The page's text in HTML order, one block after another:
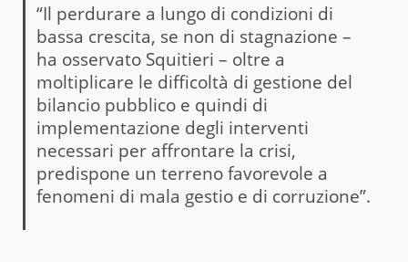
“Il perdurare a lungo di condizioni di
bassa crescita, se non di stagnazione –
ha osservato Squitieri – oltre a
moltiplicare le difficoltà di gestione del
bilancio pubblico e quindi di
implementazione degli interventi
necessari per affrontare la crisi,
predispone un terreno favorevole a
fenomeni di mala gestio e di corruzione”.